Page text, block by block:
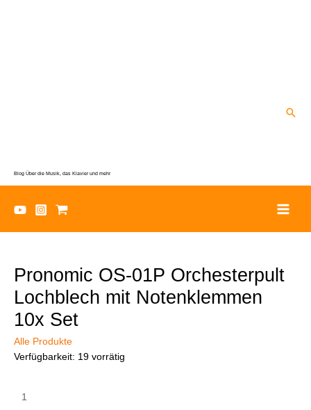
Blog Über die Musik, das Klavier und mehr
Pronomic OS-01P Orchesterpult
Lochblech mit Notenklemmen
10x Set
Alle Produkte
Verfügbarkeit: 19 vorrätig
OS-